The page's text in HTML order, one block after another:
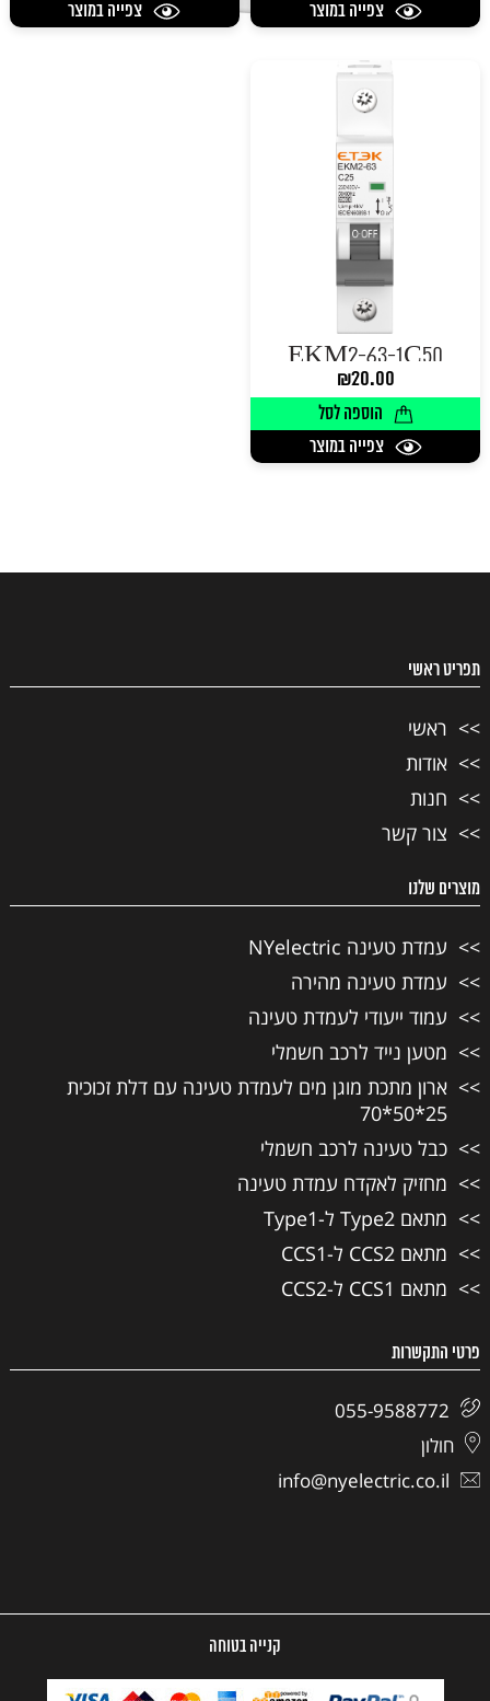
צפייה במוצר
צפייה במוצר
EKM2-63-1C50
₪20.00
הוספה לסל
צפייה במוצר
תפריט ראשי
ראשי
אודות
חנות
צור קשר
מוצרים שלנו
עמדת טעינה NYelectric
עמדת טעינה מהירה
עמוד ייעודי לעמדת טעינה
מטען נייד לרכב חשמלי
ארון מתכת מוגן מים לעמדת טעינה עם דלת זכוכית
25*50*70
כבל טעינה לרכב חשמלי
מחזיק לאקדח עמדת טעינה
מתאם Type2 ל-Type1
מתאם CCS2 ל-CCS1
מתאם CCS1 ל-CCS2
פרטי התקשרות
055-9588772
חולון
info@nyelectric.co.il
קנייה בטוחה